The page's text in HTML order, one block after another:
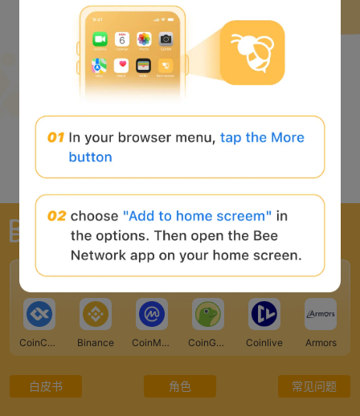
全球最大的 Web3 门户网站
合作伙伴
CoinCarp Binance CoinMarketCap CoinGecko Coinlive Armors
白皮书 角色 常见问题